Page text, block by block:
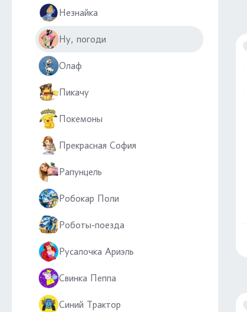
Незнайка
Ну, погоди
Олаф
Пикачу
Покемоны
Прекрасная София
Рапунцель
Робокар Поли
Роботы-поезда
Русалочка Ариэль
Свинка Пеппа
Синий Трактор